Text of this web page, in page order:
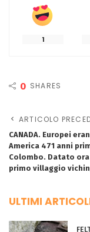
1
0 SHARES
ARTICOLO
CANADA. Europei
America 471 anni
Colombo. Datato ora
primo villaggio
ULTIMI